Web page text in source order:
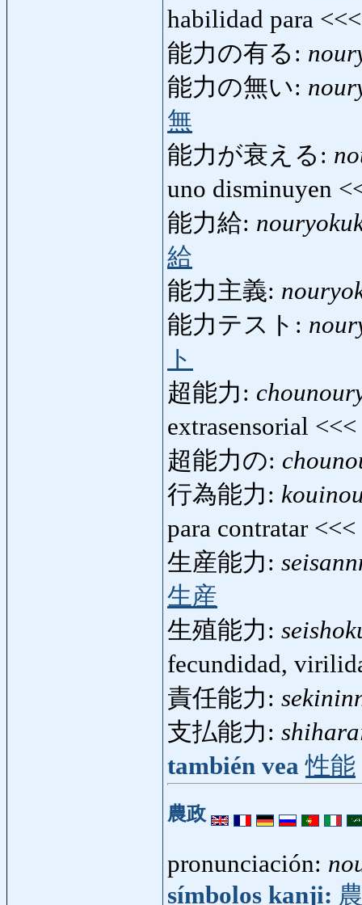
habilidad para
能力の有る:
能力の無い:
無
能力が衰える:
uno disminuyen
能力給:
給
能力主義:
能力テスト:
ト
超能力:
extrasensorial <<<
超能力の:
行為能力:
para contratar <<<
生産能力:
生産
生殖能力:
fecundidad,
責任能力:
支払能力:
también vea 性能
農政
pronunciación:
símbolos kanji: